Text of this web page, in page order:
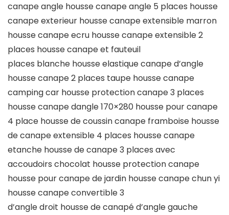
canape angle housse canape angle 5 places housse
canape exterieur housse canape extensible marron
housse canape ecru housse canape extensible 2
places housse canape et fauteuil
places blanche housse elastique canape d’angle
housse canape 2 places taupe housse canape
camping car housse protection canape 3 places
housse canape dangle 170×280 housse pour canape
4 place housse de coussin canape framboise housse
de canape extensible 4 places housse canape
etanche housse de canape 3 places avec
accoudoirs chocolat housse protection canape
housse pour canape de jardin housse canape chun yi
housse canape convertible 3
d’angle droit housse de canapé d’angle gauche